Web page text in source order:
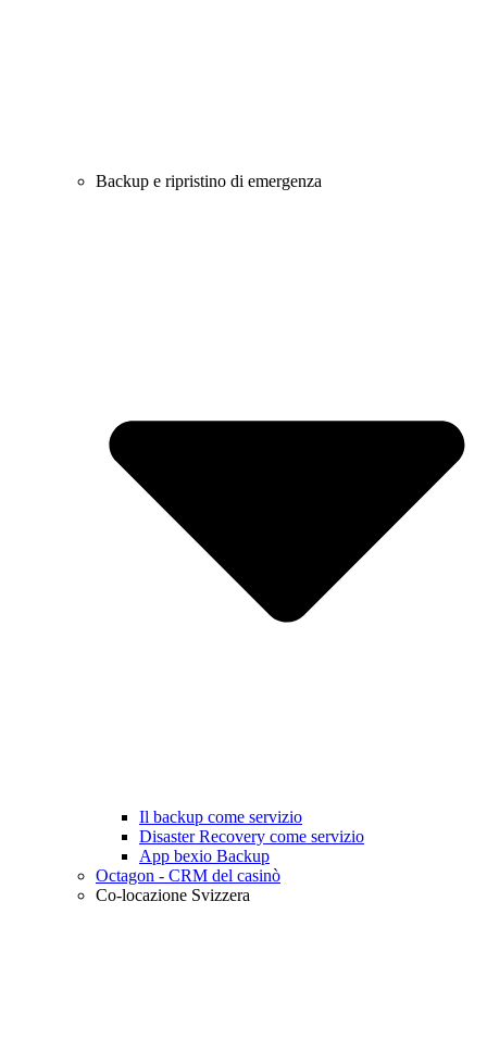
Backup e ripristino di emergenza
Il backup come servizio
Disaster Recovery come servizio
App bexio Backup
Octagon - CRM del casinò
Co-locazione Svizzera